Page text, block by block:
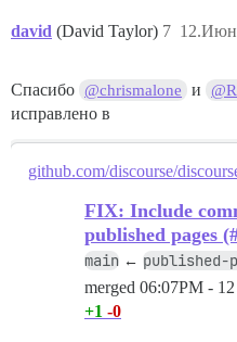
david (David Taylor) 7
Спасибо @chrismalone и
исправлено в
github.com/discourse/
FIX: Include
published pages
main ← published-
merged 06:07PM -
+1 -0